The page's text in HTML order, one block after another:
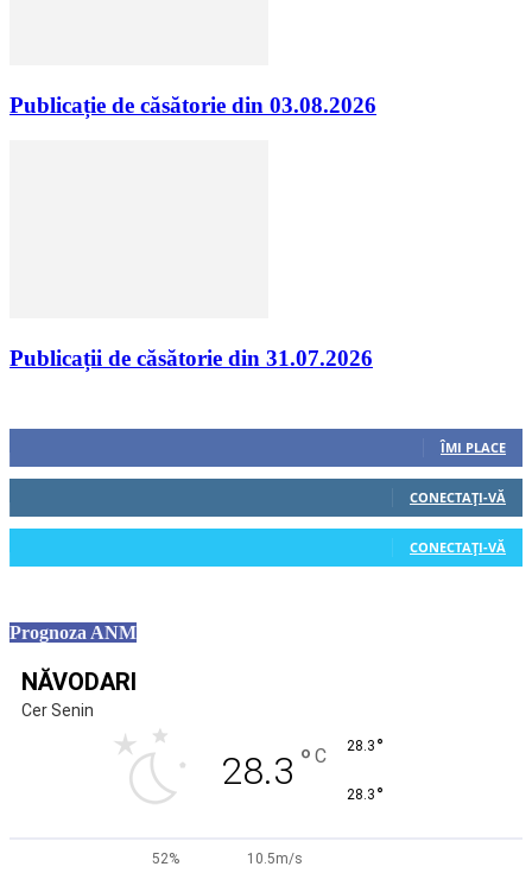
Publicație de căsătorie din 03.08.2026
Publicații de căsătorie din 31.07.2026
ÎMI PLACE
CONECTAȚI-VĂ
CONECTAȚI-VĂ
Prognoza ANM
NĂVODARI
Cer Senin
28.3 ° C 28.3 °
28.3 °
52% 10.5m/s